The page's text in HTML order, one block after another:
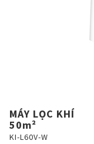
MÁY LỌC KHÍ
50m²
KI-L60V-W